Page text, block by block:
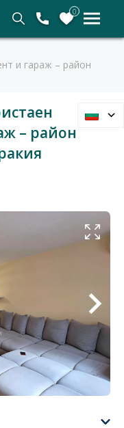
0
и гараж – район
– район